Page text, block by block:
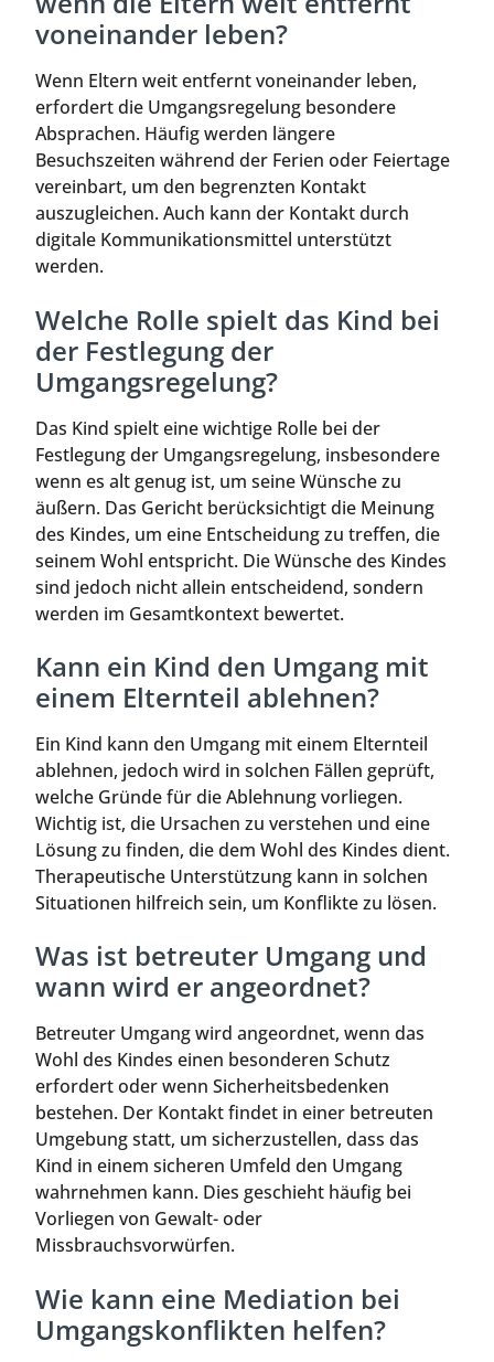
voneinander leben?
Wenn Eltern weit entfernt voneinander leben,
erfordert die Umgangsregelung besondere
Absprachen. Häufig werden längere
Besuchszeiten während der Ferien oder Feiertage
vereinbart, um den begrenzten Kontakt
auszugleichen. Auch kann der Kontakt durch
digitale Kommunikationsmittel unterstützt
werden.
Welche Rolle spielt das Kind bei
der Festlegung der
Umgangsregelung?
Das Kind spielt eine wichtige Rolle bei der
Festlegung der Umgangsregelung, insbesondere
wenn es alt genug ist, um seine Wünsche zu
äußern. Das Gericht berücksichtigt die Meinung
des Kindes, um eine Entscheidung zu treffen, die
seinem Wohl entspricht. Die Wünsche des Kindes
sind jedoch nicht allein entscheidend, sondern
werden im Gesamtkontext bewertet.
Kann ein Kind den Umgang mit
einem Elternteil ablehnen?
Ein Kind kann den Umgang mit einem Elternteil
ablehnen, jedoch wird in solchen Fällen geprüft,
welche Gründe für die Ablehnung vorliegen.
Wichtig ist, die Ursachen zu verstehen und eine
Lösung zu finden, die dem Wohl des Kindes dient.
Therapeutische Unterstützung kann in solchen
Situationen hilfreich sein, um Konflikte zu lösen.
Was ist betreuter Umgang und
wann wird er angeordnet?
Betreuter Umgang wird angeordnet, wenn das
Wohl des Kindes einen besonderen Schutz
erfordert oder wenn Sicherheitsbedenken
bestehen. Der Kontakt findet in einer betreuten
Umgebung statt, um sicherzustellen, dass das
Kind in einem sicheren Umfeld den Umgang
wahrnehmen kann. Dies geschieht häufig bei
Vorliegen von Gewalt- oder
Missbrauchsvorwürfen.
Wie kann eine Mediation bei
Umgangskonflikten helfen?